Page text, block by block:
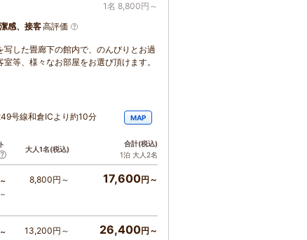
1名 8,800円～
感、接客高評価
した畳廊下の館内で、のんびりとお過
等、様々なお部屋をお選び頂けます。
号線和倉ICより約10分 MAP
大人1名(税込)
合計(税込)
1泊 大人2名
8,800円～ 17,600円～
13,200円～ 26,400円～